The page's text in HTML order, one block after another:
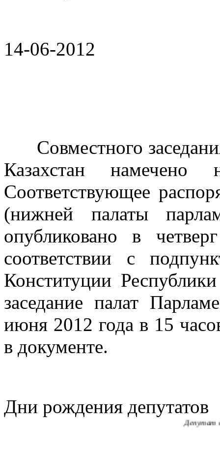
14-06-2012
Совместного
Казахстан
Соответствующее
(нижней палаты
опубликовано в
соответствии с
Конституции
заседание палат
июня 2012 года в 15
в документе.
Дни рождения депутатов
Депутат